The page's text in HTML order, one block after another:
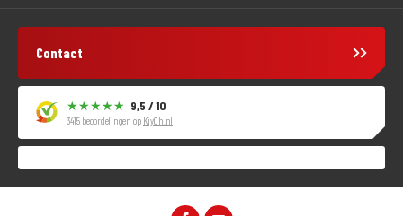
Contact
9,5 / 10
3415 beoordelingen op KiyOh.nl